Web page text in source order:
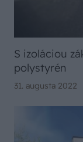
S izoláciou
polystyrén
31. augusta 2022